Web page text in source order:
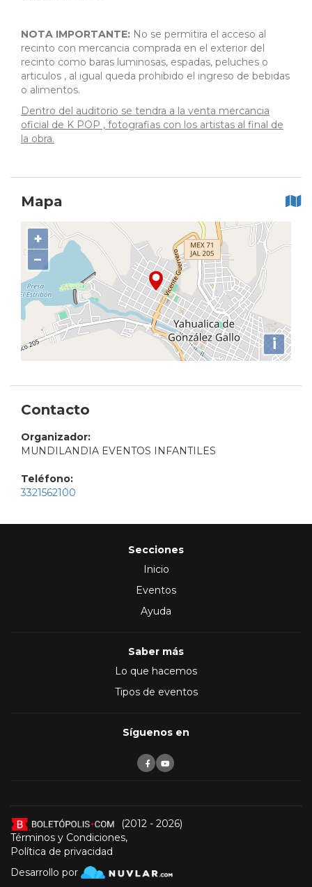
NOTA IMPORTANTE: No se permitira el acceso al
recinto con mercancia comprada en el exterior del
recinto como baras luminosas, espadas, peluches o
articulos , al igual queda prohibido el ingreso de bebidas
o alimentos.
Dentro del auditorio se tendra a la venta mercancia
oficial de K POP , fotografias con los artistas al final de
la obra.
Mapa
+
−
i
Contacto
Organizador:
MUNDILANDIA EVENTOS INFANTILES
Teléfono:
3321562100
Secciones
Inicio
Eventos
Ayuda
Saber más
Lo que hacemos
Tipos de eventos
Síguenos en
(2012 - 2026)
Términos y Condiciones,
Política de privacidad
Desarrollo por